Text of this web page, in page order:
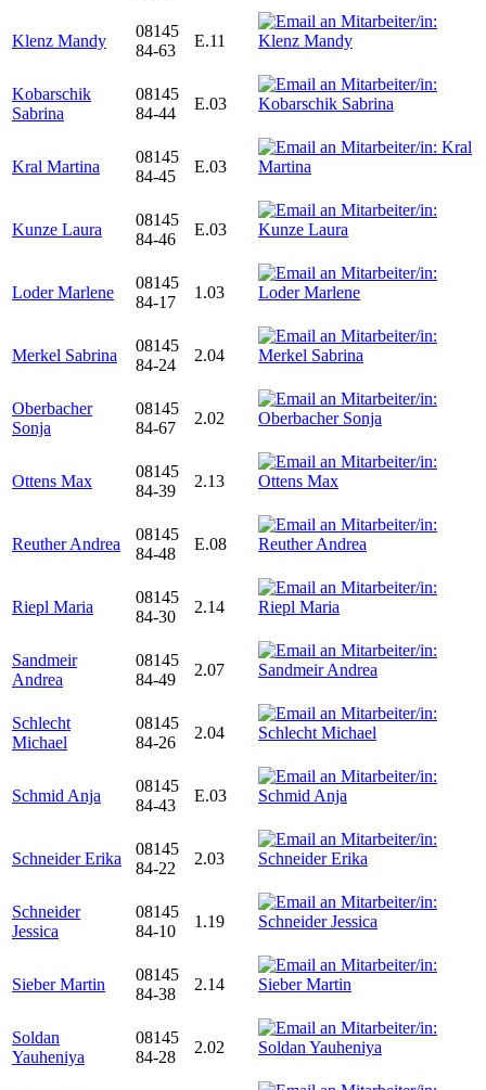
Klenz Mandy
08145
84-63
E.11
Kobarschik
Sabrina
08145
84-44
E.03
Kral Martina
08145
84-45
E.03
Kunze Laura
08145
84-46
E.03
Loder Marlene
08145
84-17
1.03
Merkel Sabrina
08145
84-24
2.04
Oberbacher
Sonja
08145
84-67
2.02
Ottens Max
08145
84-39
2.13
Reuther Andrea
08145
84-48
E.08
Riepl Maria
08145
84-30
2.14
Sandmeir
Andrea
08145
84-49
2.07
Schlecht
Michael
08145
84-26
2.04
Schmid Anja
08145
84-43
E.03
Schneider Erika
08145
84-22
2.03
Schneider
Jessica
08145
84-10
1.19
Sieber Martin
08145
84-38
2.14
Soldan
Yauheniya
08145
84-28
2.02